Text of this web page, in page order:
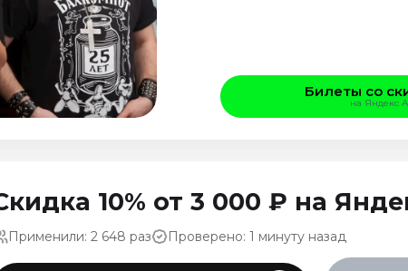
Билеты со
на Яндекс
10% от 3 000 ₽ на
Применили: 2 648 раз Проверено: 1 минуту назад